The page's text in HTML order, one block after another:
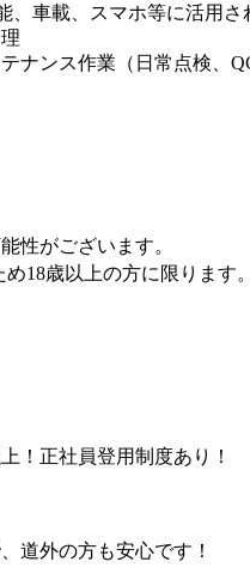
、車載、スマホ等に活用さ
ナンス作業（日常点検、
性がございます。
18歳以上の方に限ります。
！正社員登用制度あり！
道外の方も安心です！